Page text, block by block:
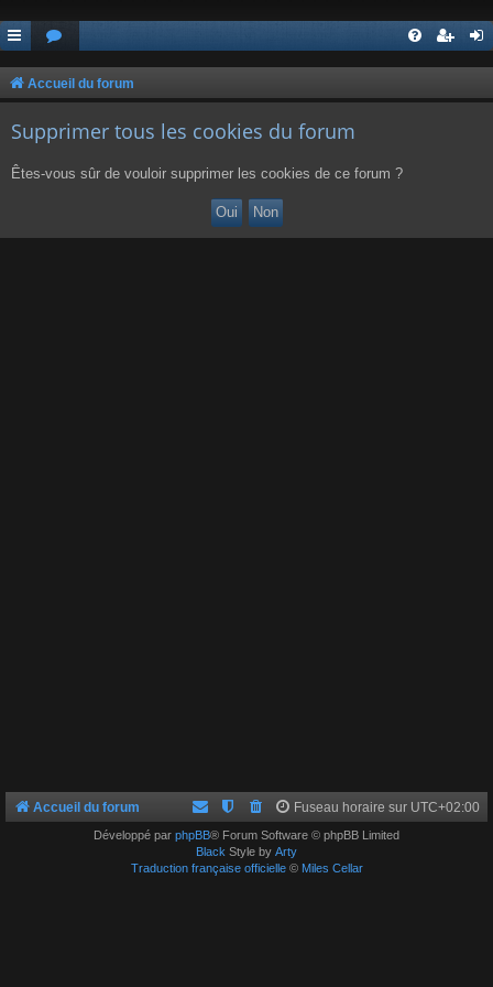
Accueil du forum
Supprimer tous les cookies du forum
Êtes-vous sûr de vouloir supprimer les cookies de ce forum ?
Accueil du forum Fuseau horaire sur UTC+02:00
Développé par phpBB® Forum Software © phpBB Limited
Black Style by Arty
Traduction française officielle© Miles Cellar